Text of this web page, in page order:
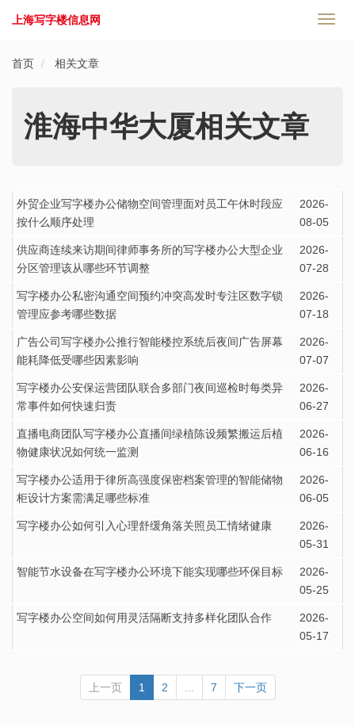
切
上海写字楼信息网
首页 相关文章
淮海中华大厦相关文章
外贸企业写字楼办公储物空间管理面对员工午休时段应
按什么顺序处理
2026-
08-05
供应商连续来访期间律师事务所的写字楼办公大型企业
分区管理该从哪些环节调整
2026-
07-28
写字楼办公私密沟通空间预约冲突高发时专注区数字锁
管理应参考哪些数据
2026-
07-18
广告公司写字楼办公推行智能楼控系统后夜间广告屏幕
能耗降低受哪些因素影响
2026-
07-07
写字楼办公安保运营团队联合多部门夜间巡检时每类异
常事件如何快速归责
2026-
06-27
直播电商团队写字楼办公直播间绿植陈设频繁搬运后植
物健康状况如何统一监测
2026-
06-16
写字楼办公适用于律所高强度保密档案管理的智能储物
柜设计方案需满足哪些标准
2026-
06-05
写字楼办公如何引入心理舒缓角落关照员工情绪健康
2026-
05-31
智能节水设备在写字楼办公环境下能实现哪些环保目标
2026-
05-25
写字楼办公空间如何用灵活隔断支持多样化团队合作
2026-
05-17
上一页 1 2 7 下一页